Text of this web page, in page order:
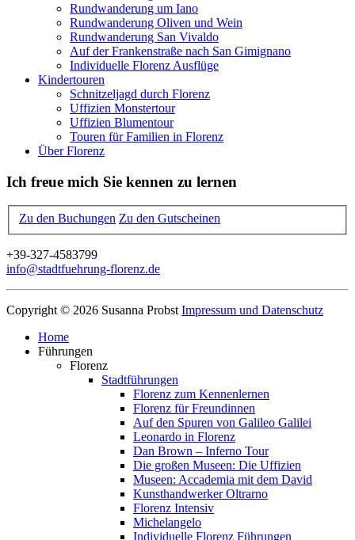
Rundwanderung um Iano
Rundwanderung Oliven und Wein
Rundwanderung San Vivaldo
Auf der Frankenstraße nach San Gimignano
Individuelle Florenz Ausflüge
Kindertouren
Schnitzeljagd durch Florenz
Uffizien Monstertour
Uffizien Blumentour
Touren für Familien in Florenz
Über Florenz
Ich freue mich Sie kennen zu lernen
Zu den Buchungen Zu den Gutscheinen
+39-327-4583799
info@stadtfuehrung-florenz.de
Copyright © 2026 Susanna Probst Impressum und Datenschutz
Home
Führungen
Florenz
Stadtführungen
Florenz zum Kennenlernen
Florenz für Freundinnen
Auf den Spuren von Galileo Galilei
Leonardo in Florenz
Dan Brown – Inferno Tour
Die großen Museen: Die Uffizien
Museen: Accademia mit dem David
Kunsthandwerker Oltrarno
Florenz Intensiv
Michelangelo
Individuelle Florenz Führungen